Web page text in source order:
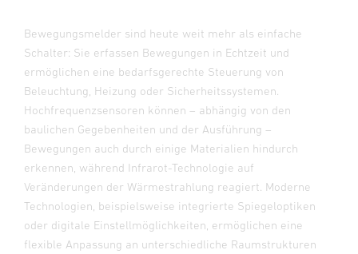
Bewegungsmelder sind heute weit mehr als einfache
Schalter: Sie erfassen Bewegungen in Echtzeit und
ermöglichen eine bedarfsgerechte Steuerung von
Beleuchtung, Heizung oder Sicherheitssystemen.
Hochfrequenzsensoren können – abhängig von den
baulichen Gegebenheiten und der Ausführung –
Bewegungen auch durch einige Materialien hindurch
erkennen, während Infrarot-Technologie auf
Veränderungen der Wärmestrahlung reagiert. Moderne
Technologien, beispielsweise integrierte Spiegeloptiken
oder digitale Einstellmöglichkeiten, ermöglichen eine
flexible Anpassung an unterschiedliche Raumstrukturen